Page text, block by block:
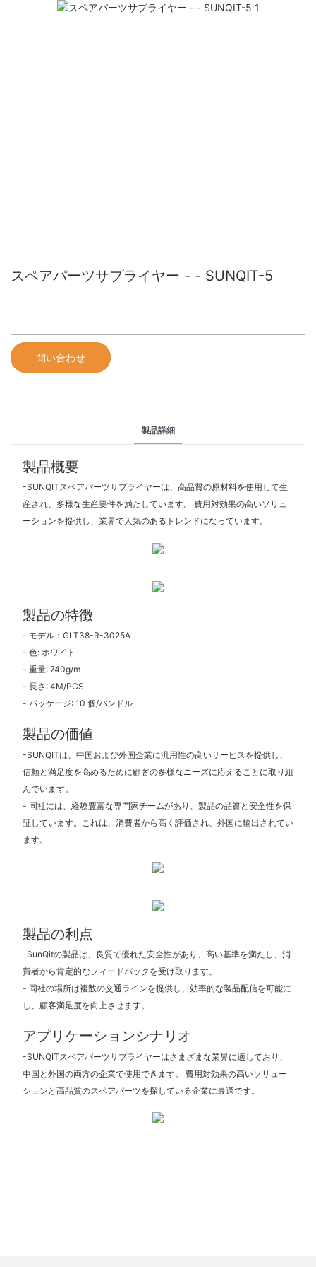
スペアパーツサプライヤー - - SUNQIT-5
問い合わせ
製品詳細
製品概要
-SUNQITスペアパーツサプライヤーは、高品質の原材料を使用して生
産され、多様な生産要件を満たしています。 費用対効果の高いソリュ
ーションを提供し、業界で人気のあるトレンドになっています。
製品の特徴
- モデル：GLT38-R-3025A
- 色: ホワイト
- 重量: 740g/m
- 長さ: 4M/PCS
- パッケージ: 10 個/バンドル
製品の価値
-SUNQITは、中国および外国企業に汎用性の高いサービスを提供し、
信頼と満足度を高めるために顧客の多様なニーズに応えることに取り組
んでいます。
- 同社には、経験豊富な専門家チームがあり、製品の品質と安全性を保
証しています。これは、消費者から高く評価され、外国に輸出されてい
ます。
製品の利点
-SunQitの製品は、良質で優れた安全性があり、高い基準を満たし、消
費者から肯定的なフィードバックを受け取ります。
- 同社の場所は複数の交通ラインを提供し、効率的な製品配信を可能に
し、顧客満足度を向上させます。
アプリケーションシナリオ
-SUNQITスペアパーツサプライヤーはさまざまな業界に適しており、
中国と外国の両方の企業で使用できます。 費用対効果の高いソリュー
ションと高品質のスペアパーツを探している企業に最適です。